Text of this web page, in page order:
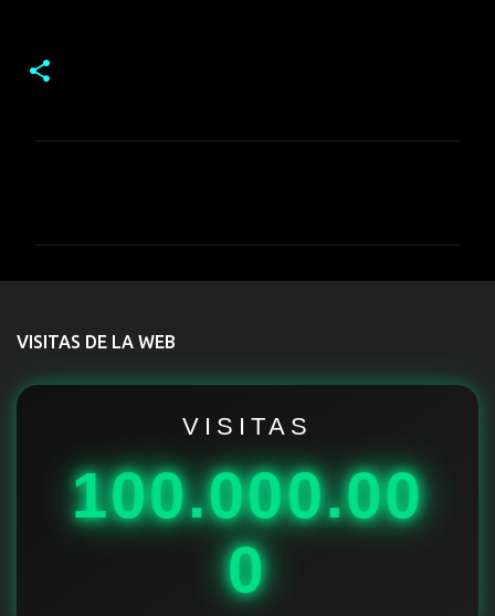
t
r
VISITAS DE LA WEB
VISITAS
100.000.00
0